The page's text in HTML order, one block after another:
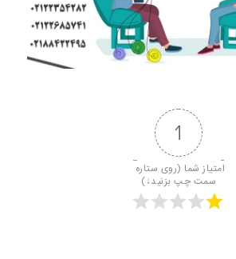
1
امتیاز شما (روی ستاره
سمت چپ بزنید↓)